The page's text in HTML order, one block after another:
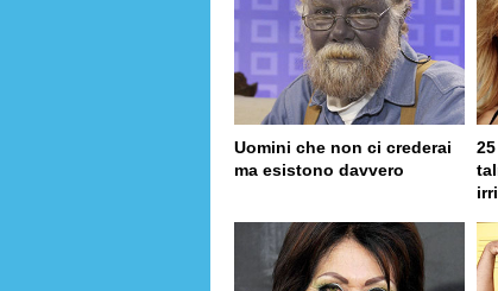
Uomini che non ci crederai
ma esistono davvero